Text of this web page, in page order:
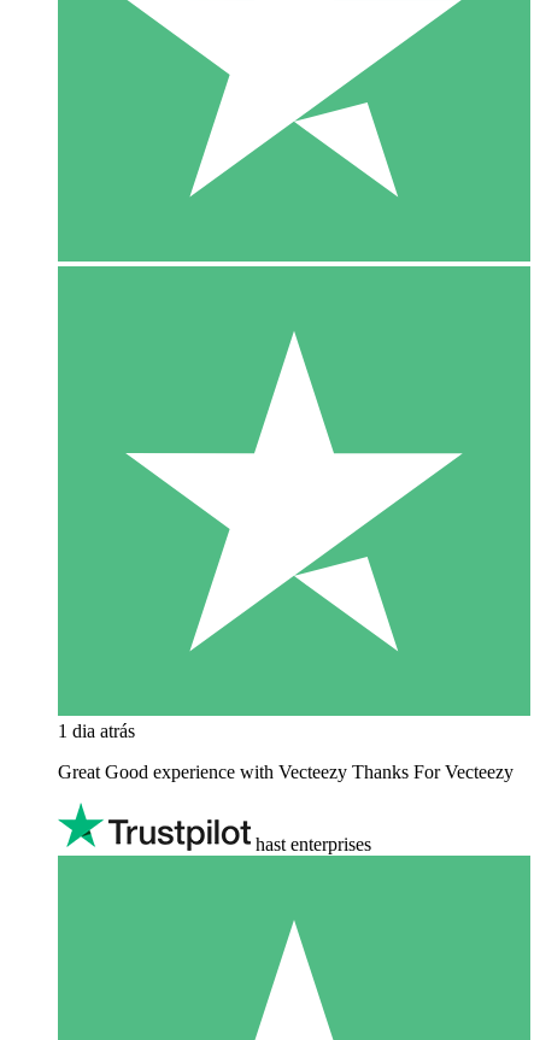
1 dia atrás
Great Good experience with Vecteezy Thanks For Vecteezy
hast enterprises